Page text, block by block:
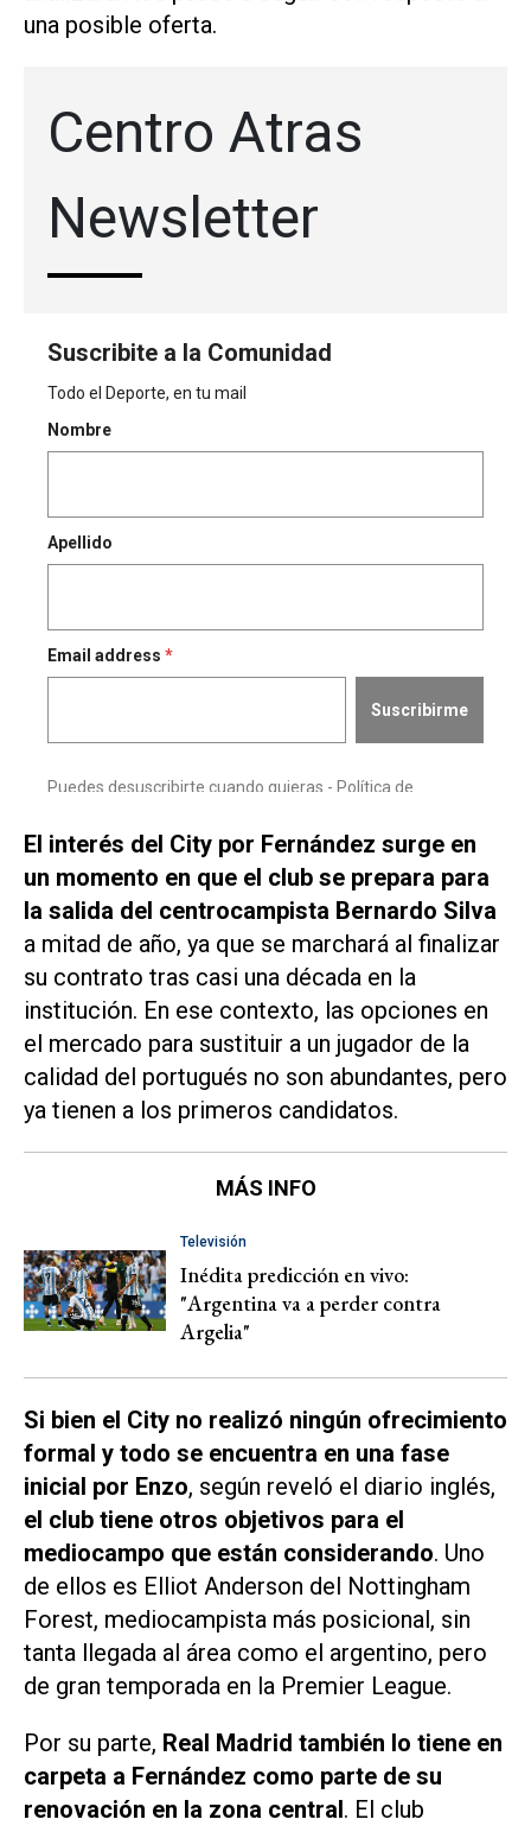
una posible oferta.
El interés del City por Fernández surge en
un momento en que el club se prepara para
la salida del centrocampista Bernardo Silva
a mitad de año, ya que se marchará al finalizar
su contrato tras casi una década en la
institución. En ese contexto, las opciones en
el mercado para sustituir a un jugador de la
calidad del portugués no son abundantes, pero
ya tienen a los primeros candidatos.
MÁS INFO
Televisión
Inédita predicción en vivo:
"Argentina va a perder contra
Argelia"
Si bien el City no realizó ningún ofrecimiento
formal y todo se encuentra en una fase
inicial por Enzo, según reveló el diario inglés,
el club tiene otros objetivos para el
mediocampo que están considerando. Uno
de ellos es Elliot Anderson del Nottingham
Forest, mediocampista más posicional, sin
tanta llegada al área como el argentino, pero
de gran temporada en la Premier League.
Por su parte, Real Madrid también lo tiene en
carpeta a Fernández como parte de su
renovación en la zona central . El club